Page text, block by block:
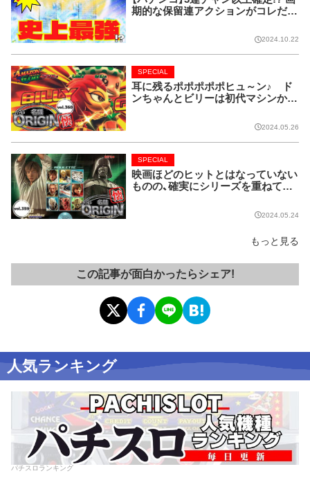
期的な保留連アクションがコレだ!
2024.10.22
耳に残るポポポポポヒュ～ン♪ ド
ンちゃんとビリーは初代マシンから
SPECIAL
2024.05.26
映画ほどのヒットとはなっていない
ものの、確実にシリーズを重ねてい
SPECIAL
2024.05.24
もっと見る
この記事が面白かったらシェア!
人気ランキング
パチスロランキング